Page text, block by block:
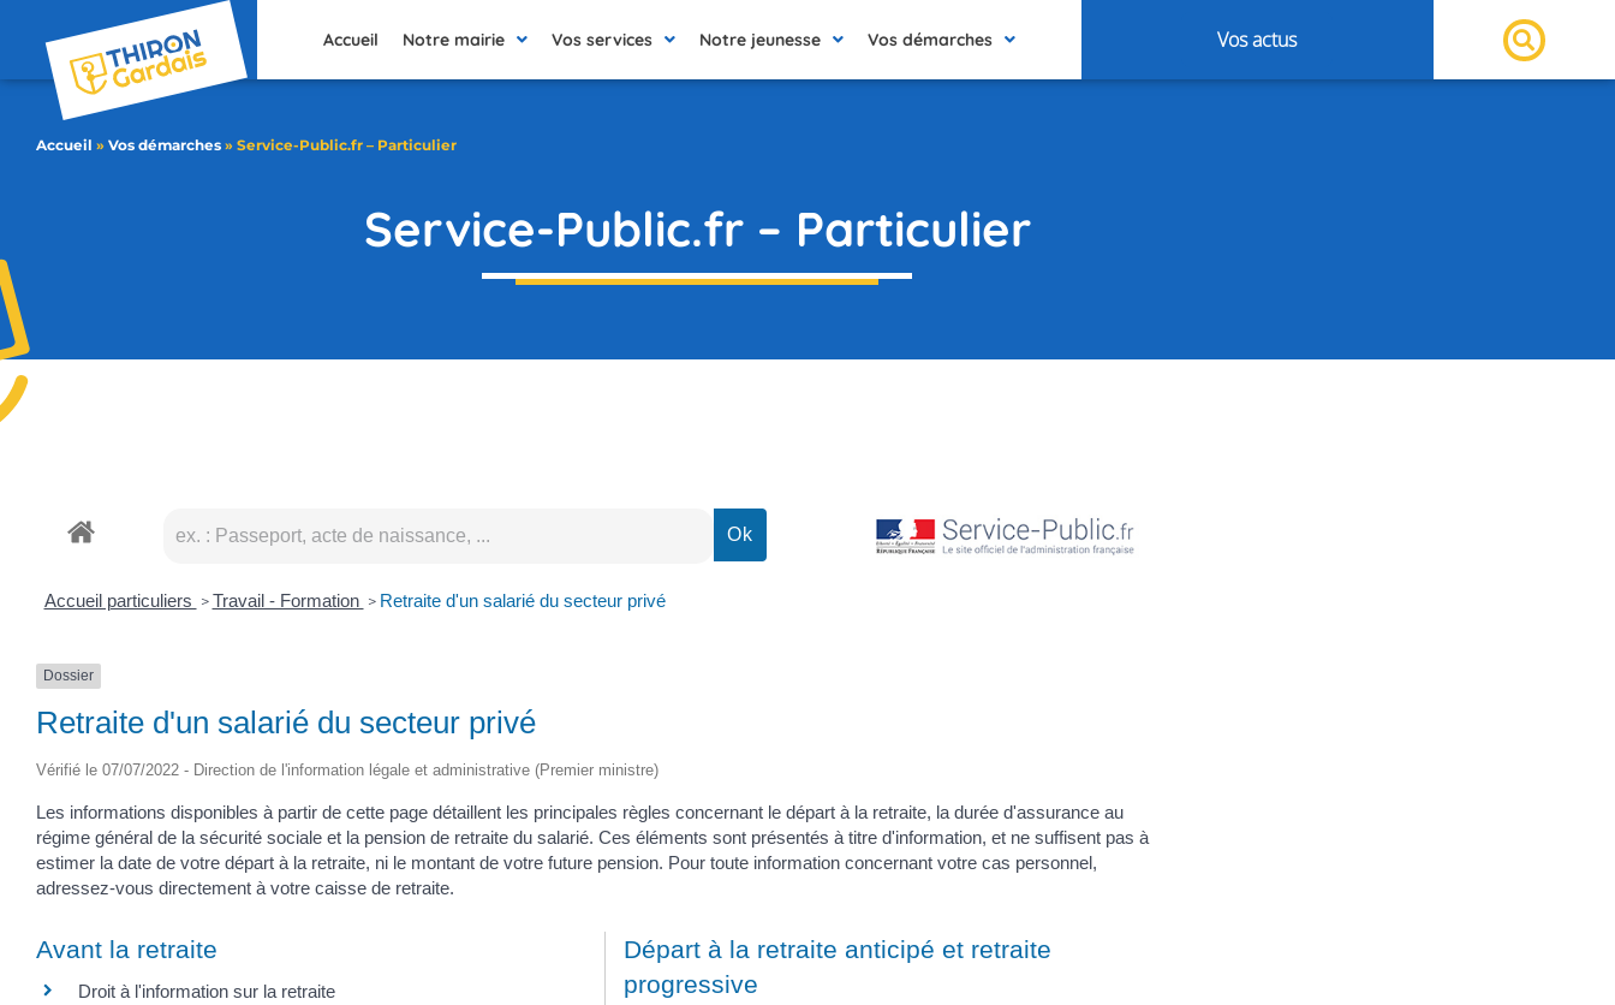
Accueil Notre mairie Vos services Notre jeunesse Vos démarches Vos actus
Accueil » Vos démarches » Service-Public.fr – Particulier
Service-Public.fr – Particulier
Accueil particuliers > Travail - Formation > Retraite d'un salarié du secteur privé
Dossier
Retraite d'un salarié du secteur privé
Vérifié le 07/07/2022 - Direction de l'information légale et administrative (Premier ministre)
Les informations disponibles à partir de cette page détaillent les principales règles concernant le départ à la retraite, la durée d'assurance au
régime général de la sécurité sociale et la pension de retraite du salarié. Ces éléments sont présentés à titre d'information, et ne suffisent pas à
estimer la date de votre départ à la retraite, ni le montant de votre future pension. Pour toute information concernant votre cas personnel,
adressez-vous directement à votre caisse de retraite.
Avant la retraite
Droit à l'information sur la retraite
Départ à la retraite anticipé et retraite
progressive